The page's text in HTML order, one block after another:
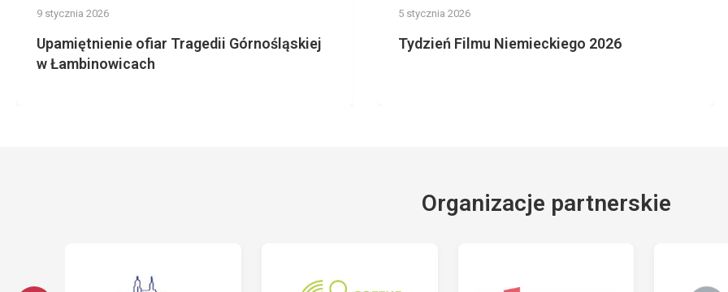
9 stycznia 2026
Upamiętnienie ofiar Tragedii Górnośląskiej
w Łambinowicach
5 stycznia 2026
Tydzień Filmu Niemieckiego 2026
Organizacje partnerskie